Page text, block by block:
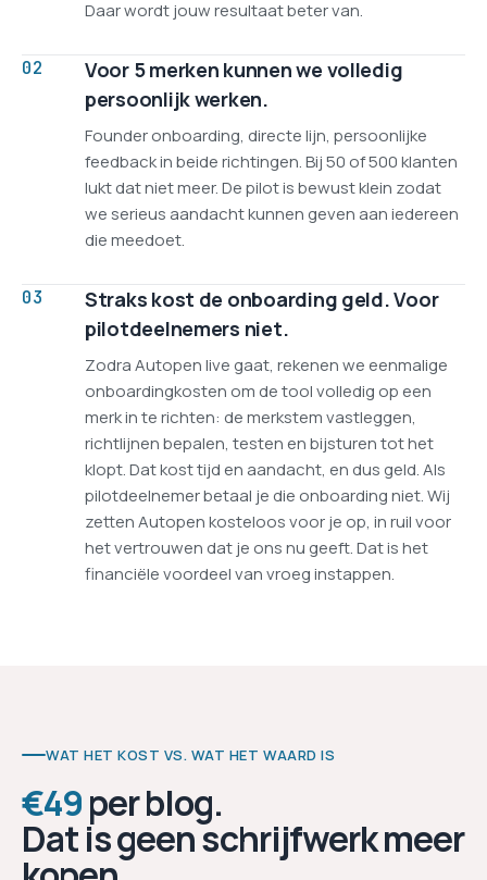
Daar wordt jouw resultaat beter van.
02
Voor 5 merken kunnen we volledig
persoonlijk werken.
Founder onboarding, directe lijn, persoonlijke
feedback in beide richtingen. Bij 50 of 500 klanten
lukt dat niet meer. De pilot is bewust klein zodat
we serieus aandacht kunnen geven aan iedereen
die meedoet.
03
Straks kost de onboarding geld. Voor
pilotdeelnemers niet.
Zodra Autopen live gaat, rekenen we eenmalige
onboardingkosten om de tool volledig op een
merk in te richten: de merkstem vastleggen,
richtlijnen bepalen, testen en bijsturen tot het
klopt. Dat kost tijd en aandacht, en dus geld. Als
pilotdeelnemer betaal je die onboarding niet. Wij
zetten Autopen kosteloos voor je op, in ruil voor
het vertrouwen dat je ons nu geeft. Dat is het
financiële voordeel van vroeg instappen.
WAT HET KOST VS. WAT HET WAARD IS
€49per blog.
Dat is geen schrijfwerk meer